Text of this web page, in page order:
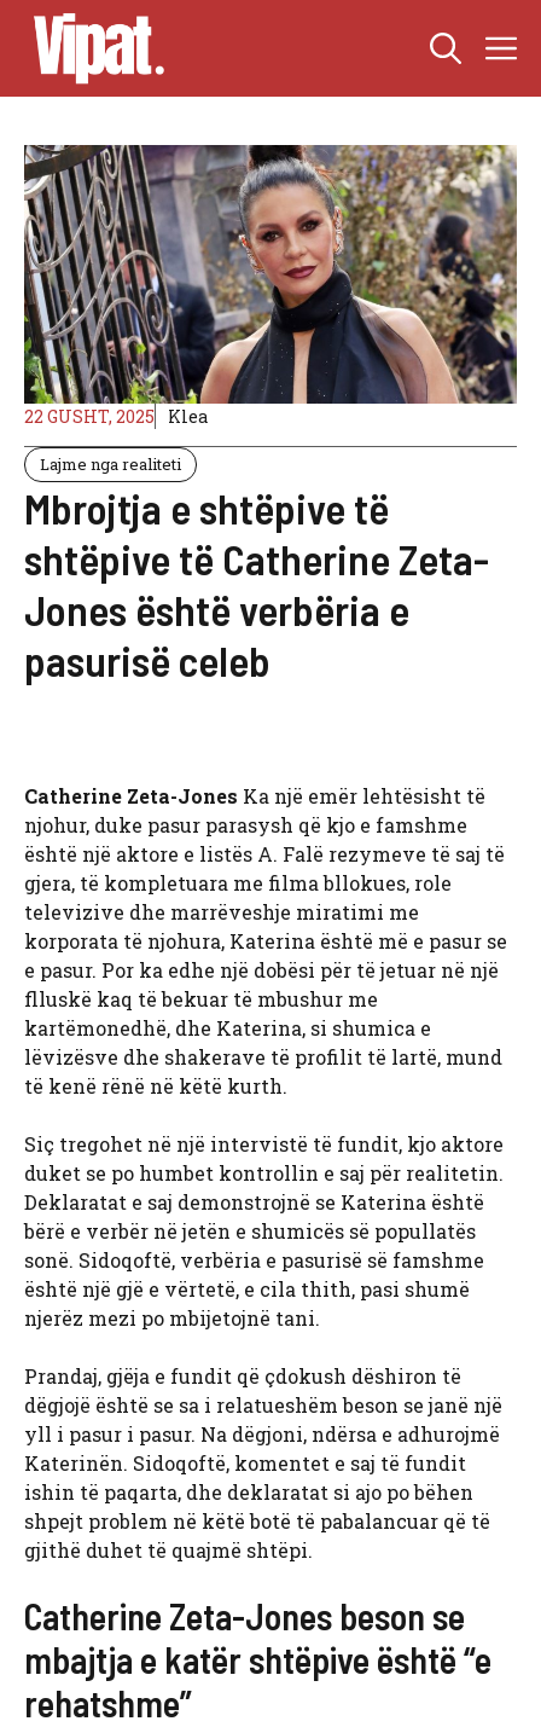
Skip
content
22 GUSHT, 2025 Klea
Lajme nga realiteti
Mbrojtja e shtëpive të
shtëpive të Catherine Zeta-
Jones është verbëria e
pasurisë celeb
Catherine Zeta-Jones Ka një emër lehtësisht të
njohur, duke pasur parasysh që kjo e famshme
është një aktore e listës A. Falë rezymeve të saj të
gjera, të kompletuara me filma bllokues, role
televizive dhe marrëveshje miratimi me
korporata të njohura, Katerina është më e pasur se
e pasur. Por ka edhe një dobësi për të jetuar në një
flluskë kaq të bekuar të mbushur me
kartëmonedhë, dhe Katerina, si shumica e
lëvizësve dhe shakerave të profilit të lartë, mund
të kenë rënë në këtë kurth.
Siç tregohet në një intervistë të fundit, kjo aktore
duket se po humbet kontrollin e saj për realitetin.
Deklaratat e saj demonstrojnë se Katerina është
bërë e verbër në jetën e shumicës së popullatës
sonë. Sidoqoftë, verbëria e pasurisë së famshme
është një gjë e vërtetë, e cila thith, pasi shumë
njerëz mezi po mbijetojnë tani.
Prandaj, gjëja e fundit që çdokush dëshiron të
dëgjojë është se sa i relatueshëm beson se janë një
yll i pasur i pasur. Na dëgjoni, ndërsa e adhurojmë
Katerinën. Sidoqoftë, komentet e saj të fundit
ishin të paqarta, dhe deklaratat si ajo po bëhen
shpejt problem në këtë botë të pabalancuar që të
gjithë duhet të quajmë shtëpi.
Catherine Zeta-Jones beson se
mbajtja e katër shtëpive është “e
rehatshme”